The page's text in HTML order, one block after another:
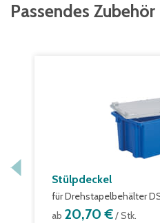
Passendes Zubehör
Stülpdeckel
für Drehstapelbehälter
ab 20,70 €/ Stk.